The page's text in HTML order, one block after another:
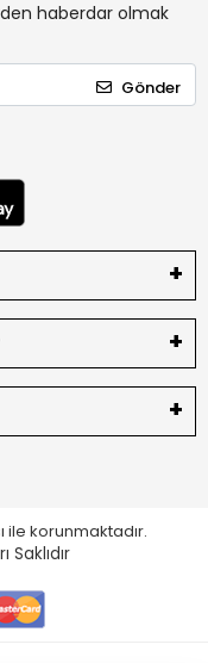
haberdar olmak
Gönder
ile korunmaktadır.
Saklıdır